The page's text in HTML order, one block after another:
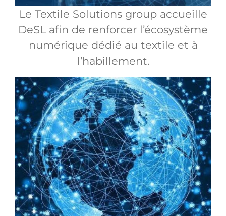
Le Textile Solutions group accueille
DeSL afin de renforcer l’écosystème
numérique dédié au textile et à
l’habillement.